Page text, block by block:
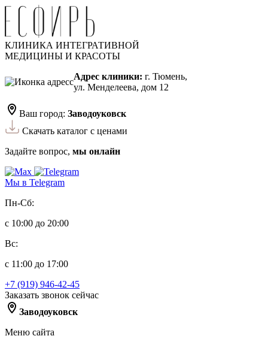
КЛИНИКА ИНТЕГРАТИВНОЙ
МЕДИЦИНЫ И КРАСОТЫ
Адрес клиники: г. Тюмень,
ул. Менделеева, дом 12
Ваш город: Заводоуковск
Скачать каталог с ценами
Задайте вопрос, мы онлайн
Мы в Telegram
Пн-Сб:
с 10:00 до 20:00
Вс:
с 11:00 до 17:00
+7 (919) 946-42-45
Заказать звонок сейчас
Заводоуковск
Меню сайта